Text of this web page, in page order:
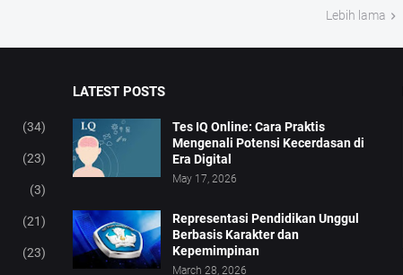
Lebih lama
(34)
(23)
(3)
(21)
(23)
LATEST POSTS
Tes IQ Online: Cara Praktis
Mengenali Potensi Kecerdasan di
Era Digital
May 17, 2026
Representasi Pendidikan Unggul
Berbasis Karakter dan
Kepemimpinan
March 28, 2026